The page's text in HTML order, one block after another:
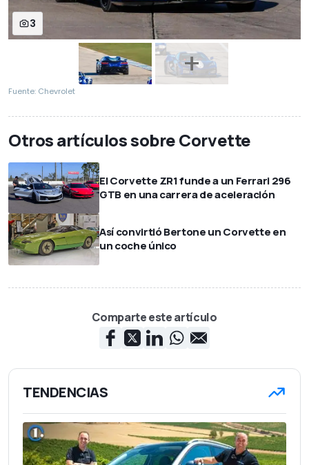
3
Fuente: Chevrolet
Otros artículos sobre Corvette
El Corvette ZR1 funde a un Ferrari 296
GTB en una carrera de aceleración
Así convirtió Bertone un Corvette en
un coche único
Comparte este artículo
TENDENCIAS